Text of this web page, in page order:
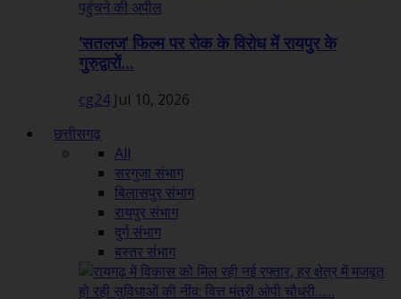
'सतलज' फिल्म पर रोक के विरोध में रायपुर के
गुरुद्वारों...
cg24 Jul 10, 2026
छत्तीसगढ़
All
सरगुजा संभाग
बिलासपुर संभाग
रायपुर संभाग
दुर्ग संभाग
बस्तर संभाग